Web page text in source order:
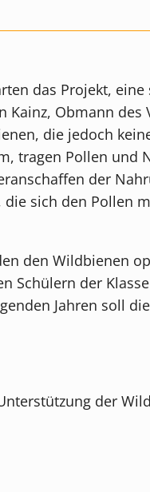
das Projekt,
Kainz, Obmann
die jedoch
tragen Pollen und
der
sich den Pollen
den Wildbienen
der
Jahren soll
der